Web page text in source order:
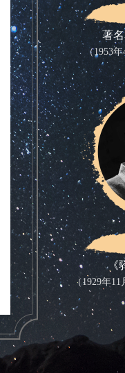
著
（1953
《
（1929年